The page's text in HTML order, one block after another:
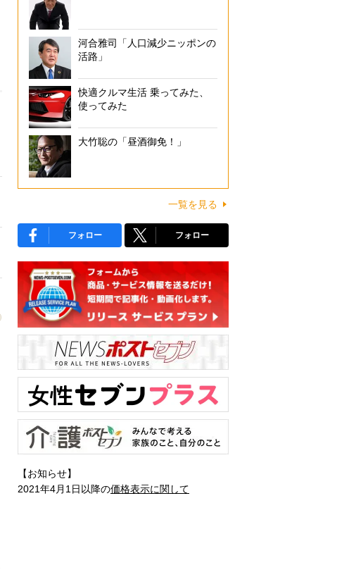
河合雅司「人口減少ニッポンの
活路」
快適クルマ生活 乗ってみた、
使ってみた
大竹聡の「昼酒御免！」
一覧を見る
フォロー フォロー
【お知らせ】
2021年4月1日以降の価格表示に関して